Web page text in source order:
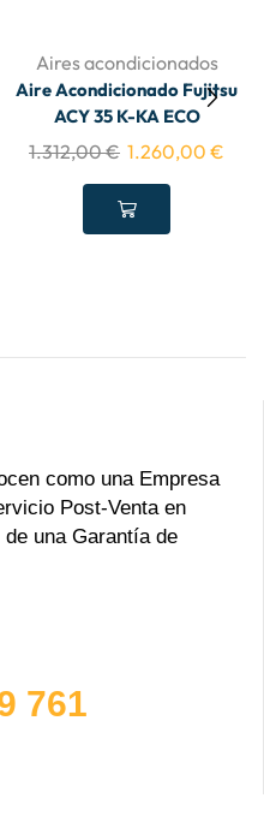
Aires acondicionados
Aire Acondicionado Fujitsu
ACY 35 K-KA ECO
1.312,00€ 1.260,00 €
como una Empresa
Post-Venta en
una Garantía de
761